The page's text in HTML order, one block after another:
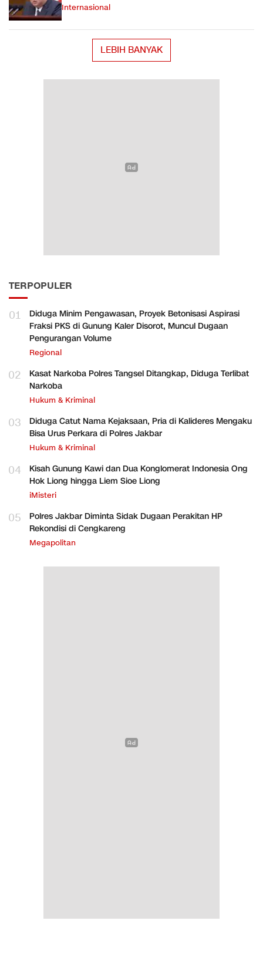
Internasional
LEBIH BANYAK
TERPOPULER
01
Diduga Minim Pengawasan, Proyek Betonisasi Aspirasi
Fraksi PKS di Gunung Kaler Disorot, Muncul Dugaan
Pengurangan Volume
Regional
02
Kasat Narkoba Polres Tangsel Ditangkap, Diduga Terlibat
Narkoba
Hukum & Kriminal
03
Diduga Catut Nama Kejaksaan, Pria di Kalideres Mengaku
Bisa Urus Perkara di Polres Jakbar
Hukum & Kriminal
04
Kisah Gunung Kawi dan Dua Konglomerat Indonesia Ong
Hok Liong hingga Liem Sioe Liong
iMisteri
05
Polres Jakbar Diminta Sidak Dugaan Perakitan HP
Rekondisi di Cengkareng
Megapolitan